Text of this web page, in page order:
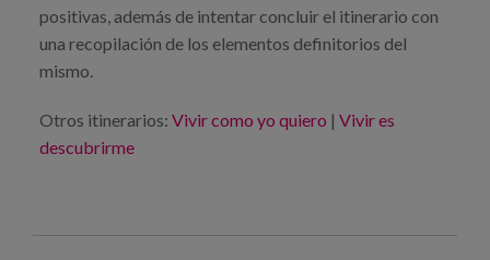
positivas, además de intentar concluir el itinerario con
una recopilación de los elementos definitorios del
mismo.
Otros itinerarios: Vivir como yo quiero | Vivir es
descubrirme